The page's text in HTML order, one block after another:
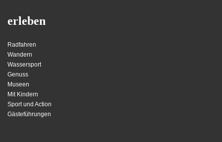
erleben
Radfahren
Wandern
Wassersport
Genuss
Museen
Mit Kindern
Sport und Action
Gästeführungen